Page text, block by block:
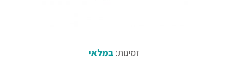
זמינות: במלאי